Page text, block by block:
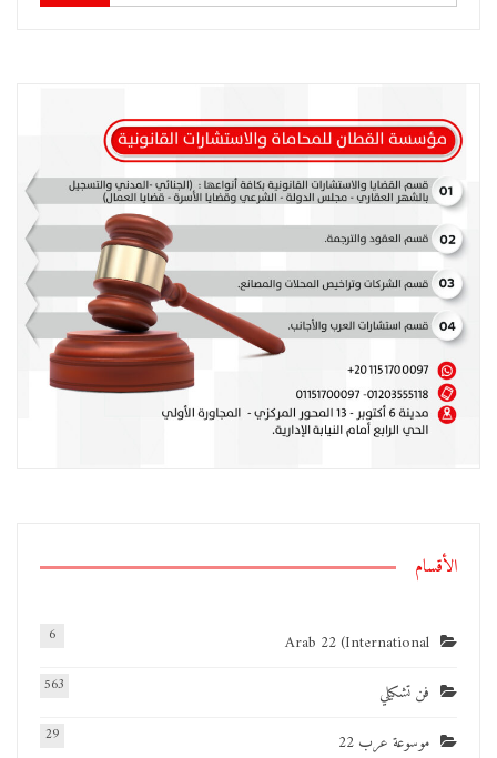
الأقسام
Arab 22 (International
6
فن تشكيلي 563
موسوعة عرب 22 29